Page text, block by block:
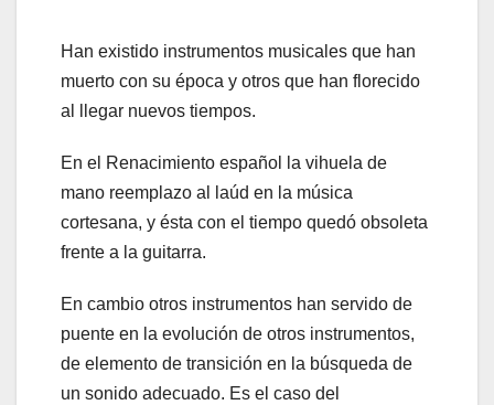
Han existido instrumentos musicales que han
muerto con su época y otros que han florecido
al llegar nuevos tiempos.
En el Renacimiento español la vihuela de
mano reemplazo al laúd en la música
cortesana, y ésta con el tiempo quedó obsoleta
frente a la guitarra.
En cambio otros instrumentos han servido de
puente en la evolución de otros instrumentos,
de elemento de transición en la búsqueda de
un sonido adecuado. Es el caso del